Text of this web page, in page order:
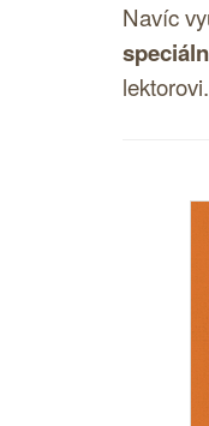
Navíc
lektorovi.